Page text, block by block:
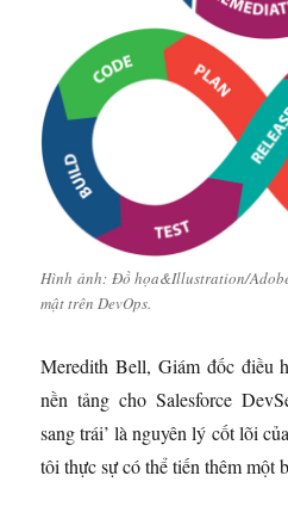
Hình ảnh: Đồ họa&Illustration/
mật trên DevOps.
Meredith Bell, Giám đốc điều
nền tảng cho Salesforce
sang trái’ là nguyên lý cốt lõi
tôi thực sự có thể tiến thêm một